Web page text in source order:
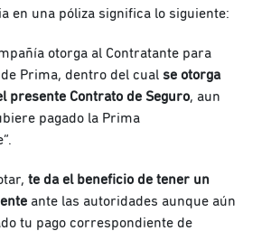
en una póliza significa lo siguiente:
otorga al Contratante para
Prima, dentro del cualse otorga
presente Contrato de Seguro, aun
pagado la Prima
te da el beneficio de tener un
ante las autoridades aunque aún
tu pago correspondiente de